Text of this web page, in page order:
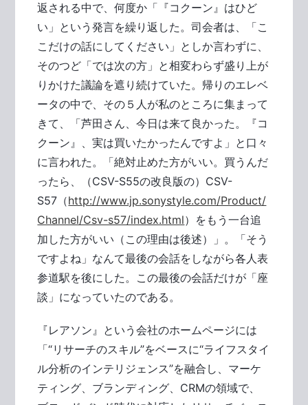
返される中で、何度か「『コクーン』はひど
い」という発言を繰り返した。司会者は、「こ
こだけの話にしてください」としか言わずに、
そのつど「では次の方」と相変わらず盛り上が
りかけた議論を遮り続けていた。帰りのエレベ
ータの中で、その５人が私のところに集まって
きて、「芦田さん、今日は来て良かった。『コ
クーン』、実は買いたかったんですよ」と口々
に言われた。「絶対止めた方がいい。買うんだ
ったら、（CSV-S55の改良版の）CSV-
S57（http://www.jp.sonystyle.com/Product/
Channel/Csv-s57/index.html）をもう一台追
加した方がいい（この理由は後述）」。「そう
ですよね」なんて最後の会話をしながら各人表
参道駅を後にした。この最後の会話だけが「座
談」になっていたのである。
『レアソン』という会社のホームページには
「“リサーチのスキル”をベースに“ライフスタイ
ル分析のインテリジェンス”を融合し、マーケ
ティング、ブランディング、CRMの領域で、